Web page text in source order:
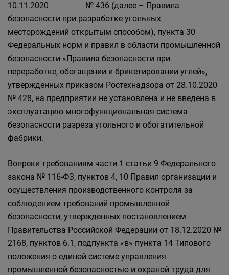
10.11.2020 № 436 (далее – Правила
безопасности при разработке угольных
месторождений открытым способом), пункта 30
Федеральных норм и правил в области промышленной
безопасности «Правила безопасности при
переработке, обогащении и брикетировании углей»,
утвержденных приказом Ростехнадзора от 28.10.2020
№ 428, на предприятии не установлена и не введена в
эксплуатацию многофункциональная система
безопасности разреза угольного и обогатительной
фабрики.
Вопреки требованиям части 1 статьи 9 Федерального
закона № 116-ФЗ, пунктов 4, 10 Правил организации и
осуществления производственного контроля за
соблюдением требований промышленной
безопасности, утвержденных постановлением
Правительства Российской Федерации от 18.12.2020 №
2168, пунктов 6.1, подпункта «в» пункта 14 Типового
положения о единой системе управления
промышленной безопасностью и охраной труда для